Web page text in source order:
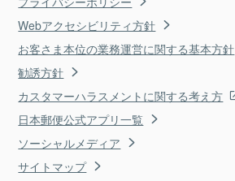
Webアクセシビリティ方針
お客さま本位の業務運営に関する基本方針
勧誘方針
カスタマーハラスメントに関する考え方
日本郵便公式アプリ一覧
ソーシャルメディア
サイトマップ